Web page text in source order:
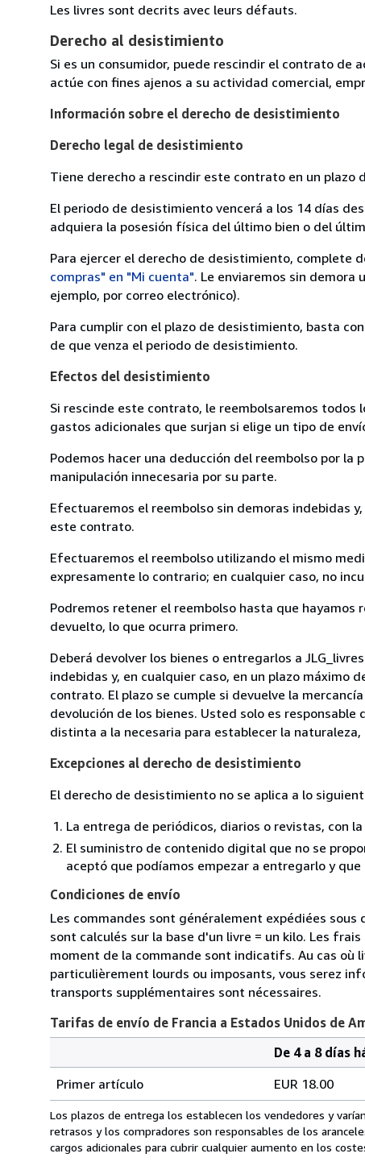
Les livres sont decrits avec leurs défauts.
Derecho al desistimiento
Si es un consumidor, puede rescindir el contrato de
actúe con fines ajenos a su actividad comercial,
Información sobre el derecho de desistimiento
Derecho legal de desistimiento
Tiene derecho a rescindir este contrato en un plazo
El periodo de desistimiento vencerá a los 14 días
adquiera la posesión física del último bien o del
Para ejercer el derecho de desistimiento, complete
compras" en "Mi cuenta". Le enviaremos sin
ejemplo, por correo electrónico).
Para cumplir con el plazo de desistimiento, basta
de que venza el periodo de desistimiento.
Efectos del desistimiento
Si rescinde este contrato, le reembolsaremos todos
gastos adicionales que surjan si elige un tipo de
Podemos hacer una deducción del reembolso por
manipulación innecesaria por su parte.
Efectuaremos el reembolso sin demoras indebidas
este contrato.
Efectuaremos el reembolso utilizando el mismo
expresamente lo contrario; en cualquier caso, no
Podremos retener el reembolso hasta que hayamos
devuelto, lo que ocurra primero.
Deberá devolver los bienes o entregarlos a
indebidas y, en cualquier caso, en un plazo máximo
contrato. El plazo se cumple si devuelve la
devolución de los bienes. Usted solo es
distinta a la necesaria para establecer la
Excepciones al derecho de desistimiento
El derecho de desistimiento no se aplica a lo
La entrega de periódicos, diarios o revistas, con
El suministro de contenido digital que no se
aceptó que podíamos empezar a entregarlo y
Condiciones de envío
Les commandes sont généralement expédiées sous
sont calculés sur la base d'un livre = un kilo. Les
moment de la commande sont indicatifs. Au cas où
particulièrement lourds ou imposants, vous serez
transports supplémentaires sont nécessaires.
Tarifas de envío de Francia a Estados Unidos de
de
envío
de
Francia
pedido
De 4 a 8 días
Primer artículo
EUR 18.00
Los plazos de entrega los establecen los vendedores y
retrasos y los compradores son responsables de los
cargos adicionales para cubrir cualquier aumento en los